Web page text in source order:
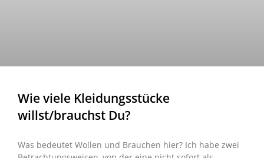
Wie viele Kleidungsstücke
willst/brauchst Du?
Was bedeutet Wollen und Brauchen hier? Ich habe zwei